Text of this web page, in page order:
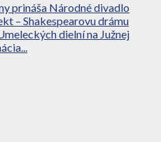
prináša Národné divadlo
– Shakespearovu drámu
dielní na Južnej